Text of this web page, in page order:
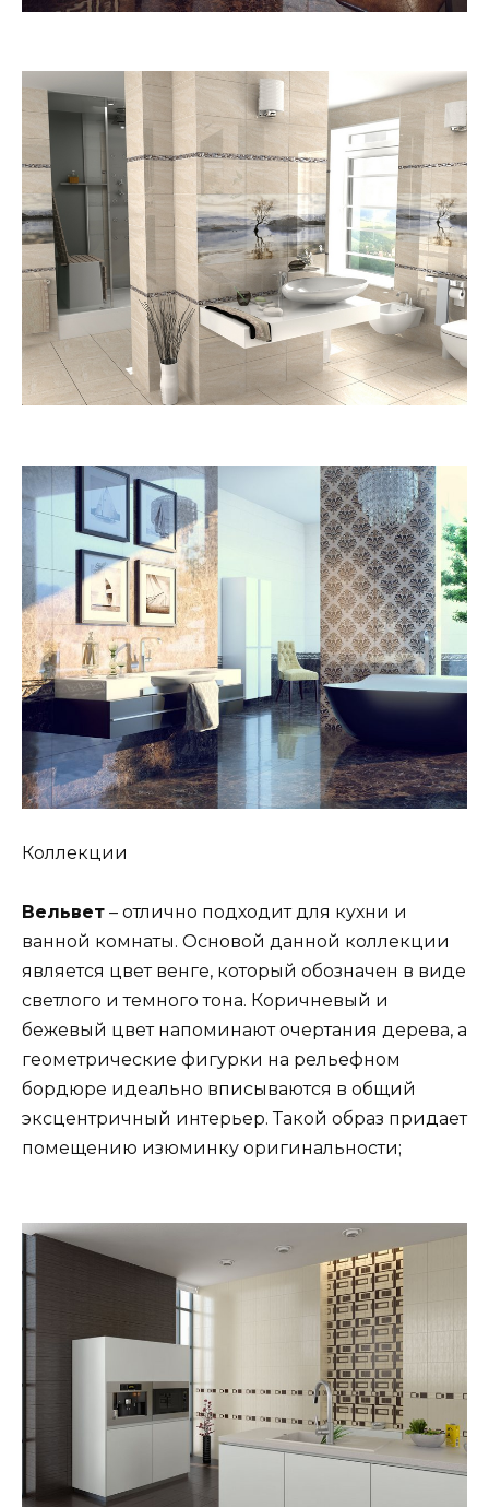
Коллекции
Вельвет – отлично подходит для кухни и
ванной комнаты. Основой данной коллекции
является цвет венге, который обозначен в виде
светлого и темного тона. Коричневый и
бежевый цвет напоминают очертания дерева, а
геометрические фигурки на рельефном
бордюре идеально вписываются в общий
эксцентричный интерьер. Такой образ придает
помещению изюминку оригинальности;